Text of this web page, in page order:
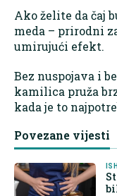
Ako želite da čaj
meda – prirodni
umirujući efekt.
Bez nuspojava i
kamilica pruža
kada je to
Povezane vijesti